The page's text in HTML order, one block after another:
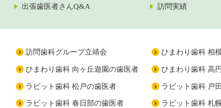
出張歯医者さんQ&A
訪問実績
訪問歯科グループ立靖会 ひまわり歯科 相
ひまわり歯科 向ヶ丘遊園の歯医者 ひまわり歯科 高
ラビット歯科 松戸の歯医者 ラビット歯科 戸
ラビット歯科 春日部の歯医者 ラビット歯科 札